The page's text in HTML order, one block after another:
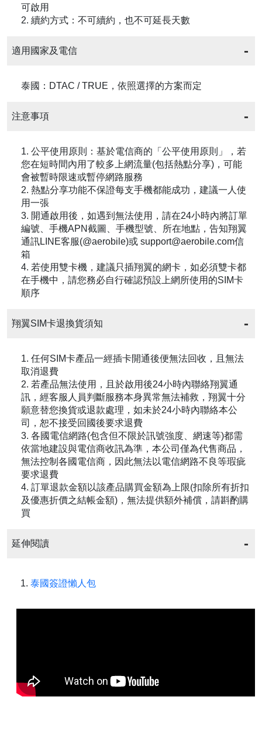
可啟用
2. 續約方式：不可續約，也不可延長天數
適用國家及電信
泰國：DTAC / TRUE，依照選擇的方案而定
注意事項
1. 公平使用原則：基於電信商的「公平使用原則」，若
您在短時間內用了較多上網流量(包括熱點分享)，可能
會被暫時限速或暫停網路服務
2. 熱點分享功能不保證每支手機都能成功，建議一人使
用一張
3. 開通啟用後，如遇到無法使用，請在24小時內將訂單
編號、手機APN截圖、手機型號、所在地點，告知翔翼
通訊LINE客服(@aerobile)或 support@aerobile.com信
箱
4. 若使用雙卡機，建議只插翔翼的網卡，如必須雙卡都
在手機中，請您務必自行確認預設上網所使用的SIM卡
順序
翔翼SIM卡退換貨須知
1. 任何SIM卡產品一經插卡開通後便無法回收，且無法
取消退費
2. 若產品無法使用，且於啟用後24小時內聯絡翔翼通
訊，經客服人員判斷服務本身異常無法補救，翔翼十分
願意替您換貨或退款處理，如未於24小時內聯絡本公
司，恕不接受回國後要求退費
3. 各國電信網路(包含但不限於訊號強度、網速等)都需
依當地建設與電信商收訊為準，本公司僅為代售商品，
無法控制各國電信商，因此無法以電信網路不良等瑕疵
要求退費
4. 訂單退款金額以該產品購買金額為上限(扣除所有折扣
及優惠折價之結帳金額)，無法提供額外補償，請斟酌購
買
延伸閱讀
泰國簽證懶人包